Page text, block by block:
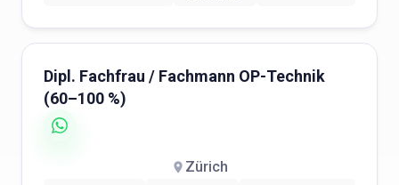
Dipl. Fachfrau / Fachmann OP-Technik
(60–100 %)
Zürich